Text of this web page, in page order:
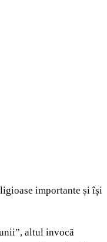
importante și își
altul invocă